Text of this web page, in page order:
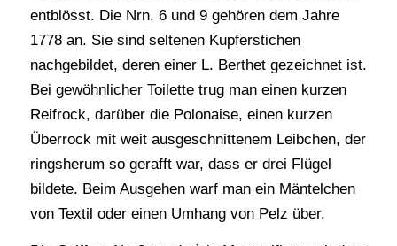
entblösst. Die Nrn. 6 und 9 gehören dem Jahre
1778 an. Sie sind seltenen Kupferstichen
nachgebildet, deren einer L. Berthet gezeichnet ist.
Bei gewöhnlicher Toilette trug man einen kurzen
Reifrock, darüber die Polonaise, einen kurzen
Überrock mit weit ausgeschnittenem Leibchen, der
ringsherum so gerafft war, dass er drei Flügel
bildete. Beim Ausgehen warf man ein Mäntelchen
von Textil oder einen Umhang von Pelz über.